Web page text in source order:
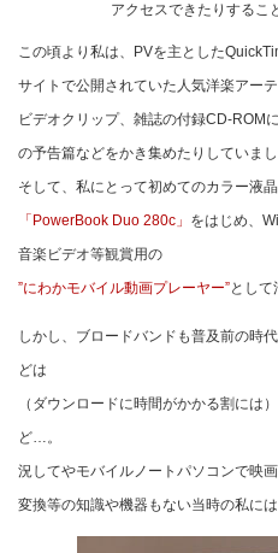
アクセスできたりするこ
この頃より私は、PVを主とした
サイトで公開されていた人気洋楽アー
ビデオクリップ、雑誌の付録CD-ROM
の予告篇などをかき集めたりしていまし
そして、私にとって初めてのカラー液
「PowerBook Duo 280c」 をはじめ、
音楽ビデオ等観賞用の
”にわかモバイル動画プレーヤー”として
しかし、ブロードバンドも普及前の時
どは
（ダウンロードに時間がかかる割には
ど…。
況してやモバイルノートパソコンで映
変換等の知識や機器もない当時の私に